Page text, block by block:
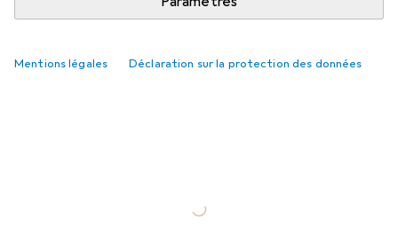
Mentions légales Déclaration sur la protection des données